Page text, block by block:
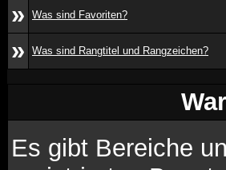
» Was sind Favoriten?
» Was sind Rangtitel und Rangzeichen?
Es gibt Bereiche